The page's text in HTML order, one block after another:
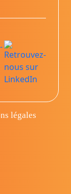
légales